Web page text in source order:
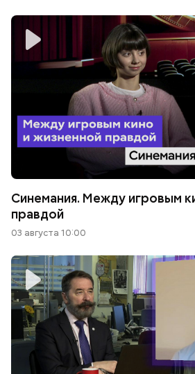
Синемания. Между игровым
правдой
03 августа 10:00